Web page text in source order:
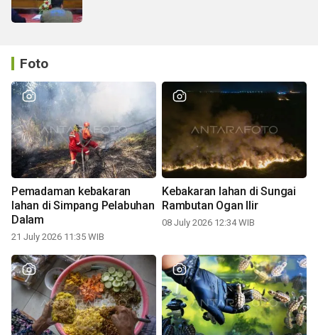
Foto
Pemadaman kebakaran
lahan di Simpang Pelabuhan
Dalam
21 July 2026 11:35 WIB
Kebakaran lahan di Sungai
Rambutan Ogan Ilir
08 July 2026 12:34 WIB